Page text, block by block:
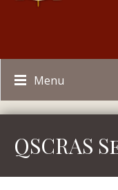
Menu
QSCRAS